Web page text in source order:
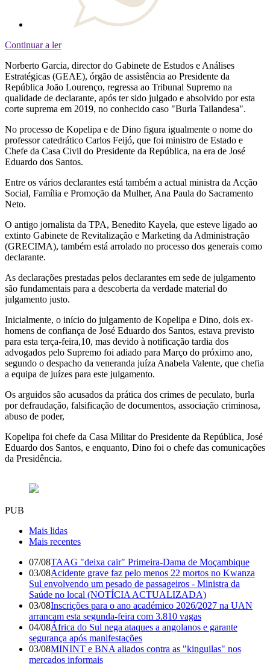
Continuar a ler
Norberto Garcia, director do Gabinete de Estudos e Análises
Estratégicas (GEAE), órgão de assistência ao Presidente da
República João Lourenço, regressa ao Tribunal Supremo na
qualidade de declarante, após ter sido julgado e absolvido por esta
corte suprema em 2019, no conhecido caso "Burla Tailandesa".
No processo de Kopelipa e de Dino figura igualmente o nome do
professor catedrático Carlos Feijó, que foi ministro de Estado e
Chefe da Casa Civil do Presidente da República, na era de José
Eduardo dos Santos.
Entre os vários declarantes está também a actual ministra da Acção
Social, Família e Promoção da Mulher, Ana Paula do Sacramento
Neto.
O antigo jornalista da TPA, Benedito Kayela, que esteve ligado ao
extinto Gabinete de Revitalização e Marketing da Administração
(GRECIMA), também está arrolado no processo dos generais como
declarante.
As declarações prestadas pelos declarantes em sede de julgamento
são fundamentais para a descoberta da verdade material do
julgamento justo.
Inicialmente, o início do julgamento de Kopelipa e Dino, dois ex-
homens de confiança de José Eduardo dos Santos, estava previsto
para esta terça-feira,10, mas devido à notificação tardia dos
advogados pelo Supremo foi adiado para Março do próximo ano,
segundo o despacho da veneranda juíza Anabela Valente, que chefia
a equipa de juízes para este julgamento.
Os arguidos são acusados da prática dos crimes de peculato, burla
por defraudação, falsificação de documentos, associação criminosa,
abuso de poder,
Kopelipa foi chefe da Casa Militar do Presidente da República, José
Eduardo dos Santos, e enquanto, Dino foi o chefe das comunicações
da Presidência.
PUB
Mais lidas
Mais recentes
07/08TAAG "deixa cair" Primeira-Dama de Moçambique
03/08Acidente grave faz pelo menos 22 mortos no Kwanza
Sul envolvendo um pesado de passageiros - Ministra da
Saúde no local (NOTÍCIA ACTUALIZADA)
03/08Inscrições para o ano académico 2026/2027 na UAN
arrancam esta segunda-feira com 3.810 vagas
04/08África do Sul nega ataques a angolanos e garante
segurança após manifestações
03/08MININT e BNA aliados contra as "kinguilas" nos
mercados informais